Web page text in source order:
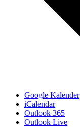
Google Kalender
iCalendar
Outlook 365
Outlook Live